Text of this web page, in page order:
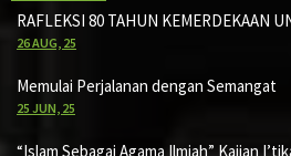
RAFLEKSI 80 TAHUN KEMERDEKAAN
26AUG, 25
Memulai Perjalanan dengan Semangat
25 JUN, 25
“Islam Sebagai Agama Ilmiah” Kajian